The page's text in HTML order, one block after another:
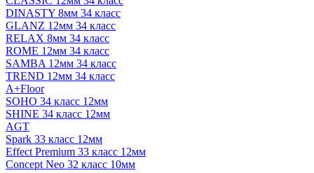
DINASTY 8мм 34 класс
GLANZ 12мм 34 класс
RELAX 8мм 34 класс
ROME 12мм 34 класс
SAMBA 12мм 34 класс
TREND 12мм 34 класс
A+Floor
SOHO 34 класс 12мм
SHINE 34 класс 12мм
AGT
Spark 33 класс 12мм
Effect Premium 33 класс 12мм
Concept Neo 32 класс 10мм